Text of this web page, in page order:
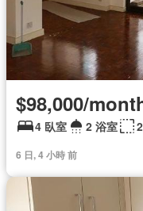
$98,000/
4 臥室 2 浴室
6 日, 4 小時 前